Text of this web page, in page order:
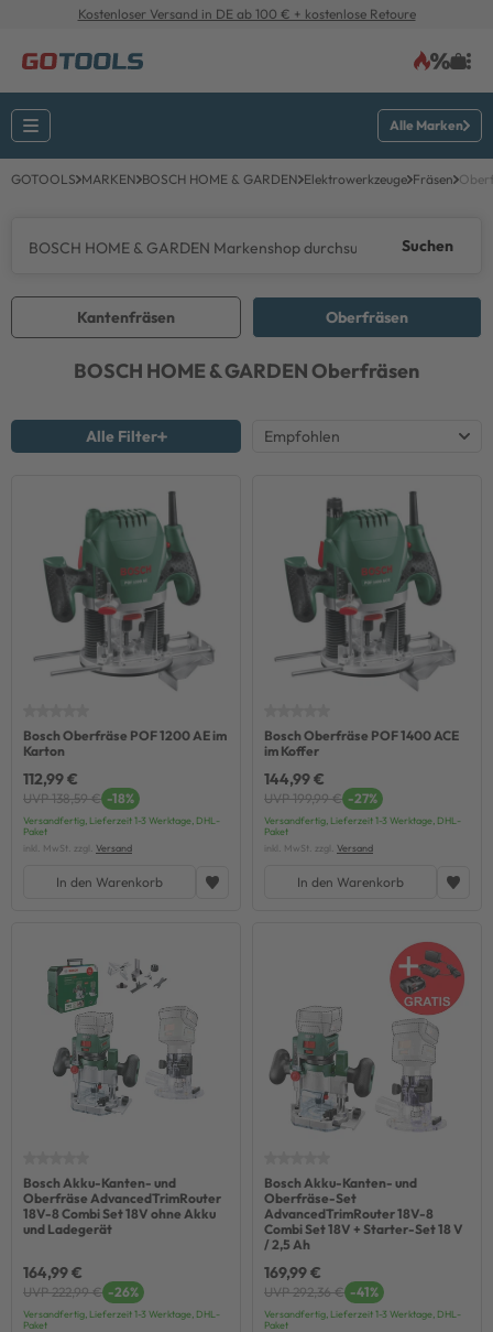
Kostenloser Versand in DE ab 100 € + kostenlose Retoure
Alle Marken
GOTOOLS MARKEN BOSCH HOME & GARDEN Elektrowerkzeuge Fräsen
Suchen
Kantenfräsen Oberfräsen
BOSCH HOME & GARDENOberfräsen
Alle Filter
Bosch Oberfräse POF 1200 AE im
Karton
112,99 €
UVP 138,59 € -18%
Versandfertig, Lieferzeit 1-3 Werktage, DHL-
Paket
inkl. MwSt. zzgl. Versand
In den Warenkorb
Bosch Oberfräse POF 1400 ACE
im Koffer
144,99 €
UVP 199,99 € -27%
Versandfertig, Lieferzeit 1-3 Werktage, DHL-
Paket
inkl. MwSt. zzgl. Versand
In den Warenkorb
Bosch Akku-Kanten- und
Oberfräse AdvancedTrimRouter
18V-8 Combi Set 18V ohne Akku
und Ladegerät
164,99 €
UVP 222,99 € -26%
Versandfertig, Lieferzeit 1-3 Werktage, DHL-
Paket
Bosch Akku-Kanten- und
Oberfräse-Set
AdvancedTrimRouter 18V-8
Combi Set 18V + Starter-Set 18 V
/ 2,5 Ah
169,99 €
UVP 292,36 € -41%
Versandfertig, Lieferzeit 1-3 Werktage, DHL-
Paket